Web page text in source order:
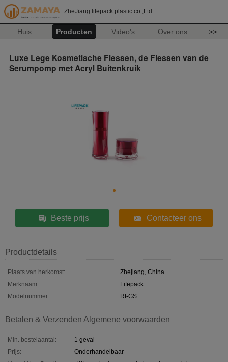
ZheJiang lifepack plastic co.,Ltd
Huis Producten Video's Over ons >>
Luxe Lege Kosmetische Flessen, de Flessen van de
Serumpomp met Acryl Buitenkruik
Beste prijs Contacteer ons
Productdetails
Plaats van herkomst:
Zhejiang, China
Merknaam:
Lifepack
Modelnummer:
Rf-GS
Betalen & Verzenden Algemene voorwaarden
Min. bestelaantal:
1 geval
Prijs:
Onderhandelbaar